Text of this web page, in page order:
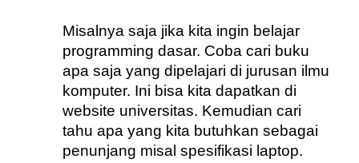
Misalnya saja jika kita ingin belajar
programming dasar. Coba cari buku
apa saja yang dipelajari di jurusan ilmu
komputer. Ini bisa kita dapatkan di
website universitas. Kemudian cari
tahu apa yang kita butuhkan sebagai
penunjang misal spesifikasi laptop.